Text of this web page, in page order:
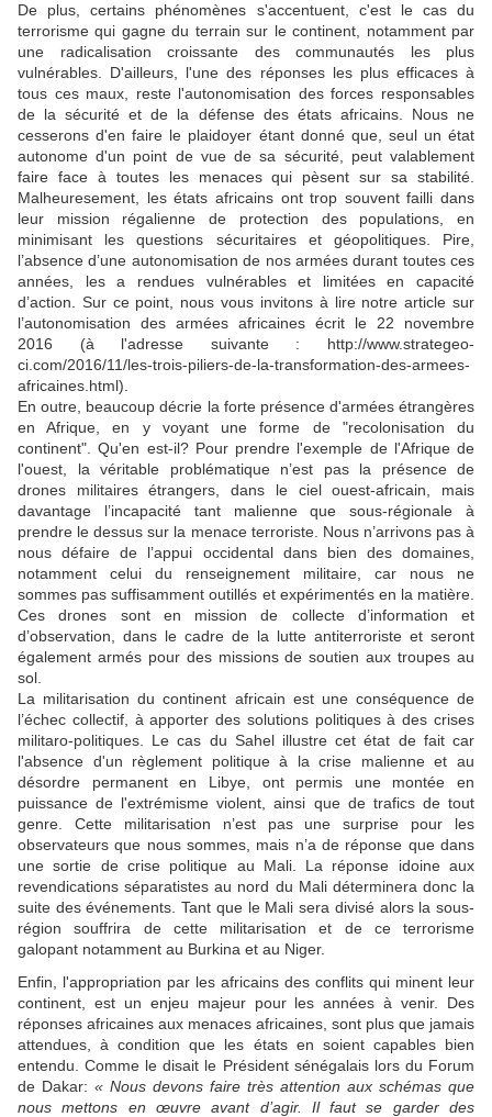
De plus, certains phénomènes s'accentuent, c'est le cas du
terrorisme qui gagne du terrain sur le continent, notamment par
une radicalisation croissante des communautés les plus
vulnérables. D'ailleurs, l'une des réponses les plus efficaces à
tous ces maux, reste l'autonomisation des forces responsables
de la sécurité et de la défense des états africains. Nous ne
cesserons d'en faire le plaidoyer étant donné que, seul un état
autonome d'un point de vue de sa sécurité, peut valablement
faire face à toutes les menaces qui pèsent sur sa stabilité.
Malheuresement, les états africains ont trop souventfailli dans
leur mission régalienne de protection des populations, en
minimisant les questions sécuritaires et géopolitiques. Pire,
l’absence d’une autonomisation de nos armées durant toutes ces
années, les a rendues vulnérables et limitées en capacité
d’action. Sur ce point, nous vous invitons à lire notre article sur
l’autonomisation des armées africaines écrit le 22 novembre
2016 (à l'adresse suivante : http://www.strategeo-
ci.com/2016/11/les-trois-piliers-de-la-transformation-des-armees-
africaines.html).
En outre, beaucoup décrie la forte présence d'armées étrangères
en Afrique, en y voyant une forme de "recolonisation du
continent". Qu'en est-il? Pour prendre l'exemple de l'Afrique de
l'ouest, la véritable problématique n’est pas la présence de
drones militaires étrangers, dans le ciel ouest-africain, mais
davantage l’incapacité tant malienne que sous-régionale à
prendre le dessus sur la menace terroriste. Nous n’arrivons pas à
nous défaire de l’appui occidental dans bien des domaines,
notamment celui du renseignement militaire, car nous ne
sommes pas suffisamment outillés et expérimentés en la matière.
Ces drones sont en mission de collecte d’information et
d’observation, dans le cadre de la lutte antiterroriste et seront
également armés pour des missions de soutien aux troupes au
sol.
La militarisation du continent africain est une conséquence de
l’échec collectif, à apporter des solutions politiques à des crises
militaro-politiques. Le cas du Sahel illustre cet état de fait car
l'absence d'un règlement politique à la crise malienne et au
désordre permanent en Libye, ont permis une montée en
puissance de l'extrémisme violent, ainsi que de trafics de tout
genre. Cette militarisation n’est pas une surprise pour les
observateurs que nous sommes, mais n’a de réponse que dans
une sortie de crise politique au Mali. La réponse idoine aux
revendications séparatistes au nord du Mali déterminera donc la
suite des événements. Tant que le Mali sera divisé alors la sous-
région souffrira de cette militarisation et de ce terrorisme
galopant notamment au Burkina et au Niger.
Enfin, l'appropriation par les africains des conflits qui minent leur
continent, est un enjeu majeur pour les années à venir. Des
réponses africaines aux menaces africaines, sont plus que jamais
attendues, à condition que les états en soient capables bien
entendu. Comme le disait le Président sénégalais lors du Forum
de Dakar: « Nous devons faire très attention aux schémas que
nous mettons en œuvre avant d’agir. Il faut se garder des